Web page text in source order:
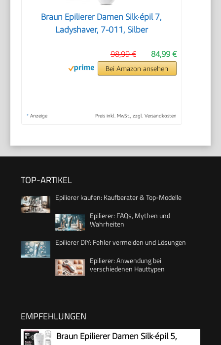
Braun Epilierer Damen Silk·épil 7,
Ladyshaver, 7-011, Silber
84,99 €
98,99 €
Bei Amazon ansehen
* Anzeige Preis inkl. MwSt., zzgl. Versandkosten
TOP-ARTIKEL
Epilierer kaufen: Kaufberater & Top-Modelle
Epilierer: FAQs, Mythen und
Wahrheiten
Epilierer DIY: Fehler vermeiden und Lösungen
Epilierer: Anwendung bei
verschiedenen Hauttypen
EMPFEHLUNGEN
Braun Epilierer Damen Silk·épil 5,